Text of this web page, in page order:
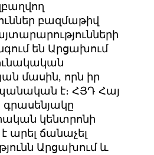
բազմաթիվ
են Արցախում
մասին, որն իր
է։ ՀՅԴ Հայ
կենտրոնի
արել ճանաչել
Արցախում և